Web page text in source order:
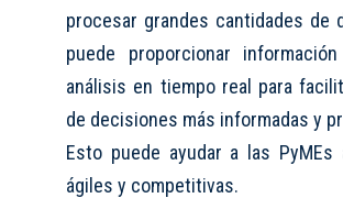
procesar grandes cantidades de
puede proporcionar
análisis en tiempo real para
de decisiones más informadas y
Esto puede ayudar a las PyMEs
ágiles y competitivas.